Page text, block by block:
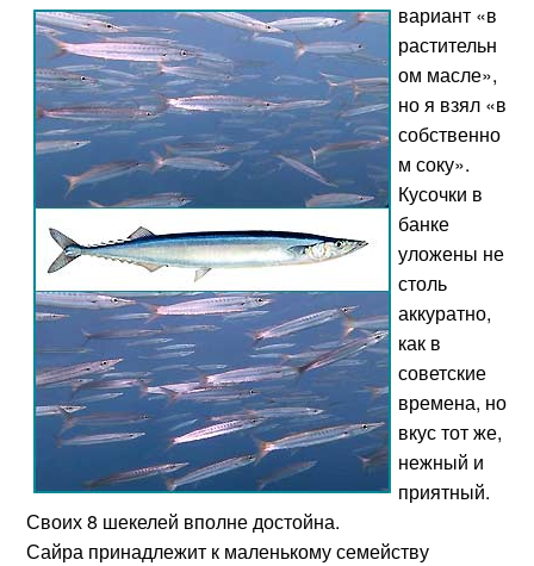
вариант «в
растительн
ом масле»,
но я взял «в
собственно
м соку».
Кусочки в
банке
уложены не
столь
аккуратно,
как в
советские
времена, но
вкус тот же,
нежный и
приятный.
Своих 8 шекелей вполне достойна.
Сайра принадлежит к маленькому семейству